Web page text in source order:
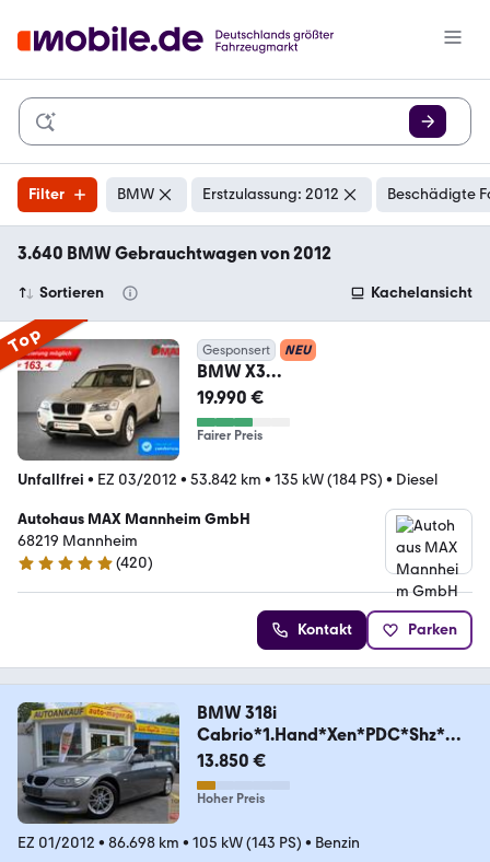
Filter BMW Erstzulassung: 2012 Beschädigte
3.640 BMW Gebrauchtwagen von 2012
Sortieren Kachelansicht
Top Gesponsert NEU
BMW X3
xDrive20d~SZH~1.Hand~Pano~P
DC~Temp~Navi
19.990 €
Fairer Preis
Unfallfrei • EZ 03/2012 • 53.842 km • 135 kW (184 PS) • Diesel
Autohaus MAX Mannheim GmbH
68219 Mannheim
4.9 Sterne
(420)
Kontakt Parken
BMW 318i
Cabrio*1.Hand*Xen*PDC*Shz*Me
mo*TOP*GARANTIE
13.850 €
Hoher Preis
EZ 01/2012 • 86.698 km • 105 kW (143 PS) • Benzin